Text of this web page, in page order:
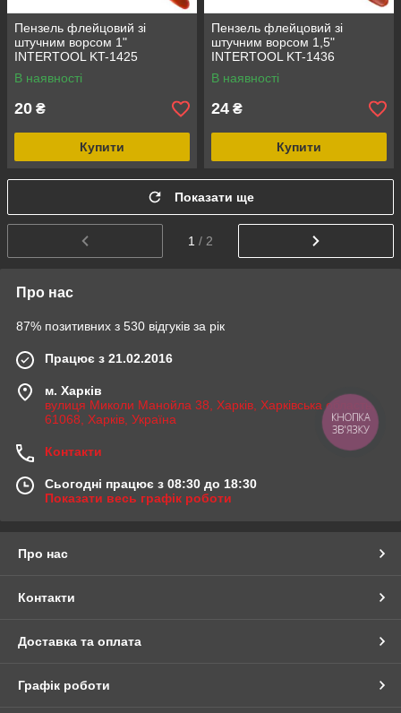
Пензель флейцовий зі
штучним ворсом 1"
INTERTOOL KT-1425
В наявності
20 ₴
Купити
Пензель флейцовий зі
штучним ворсом 1,5"
INTERTOOL KT-1436
В наявності
24 ₴
Купити
Показати ще
1 / 2
Про нас
87% позитивних з 530 відгуків за рік
Працює з 21.02.2016
м. Харків
вулиця Миколи Манойла 38, Харків, Харківська область,
61068, Харків, Україна
Контакти
Сьогодні працює з 08:30 до 18:30
Показати весь графік роботи
Про нас
Контакти
Доставка та оплата
Графік роботи
КНОПКА
ЗВ'ЯЗКУ